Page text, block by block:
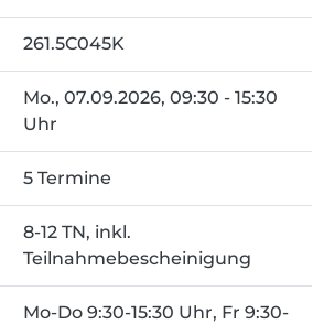
261.5C045K
Mo., 07.09.2026, 09:30 - 15:30
Uhr
5 Termine
8-12 TN, inkl.
Teilnahmebescheinigung
Mo-Do 9:30-15:30 Uhr, Fr 9:30-